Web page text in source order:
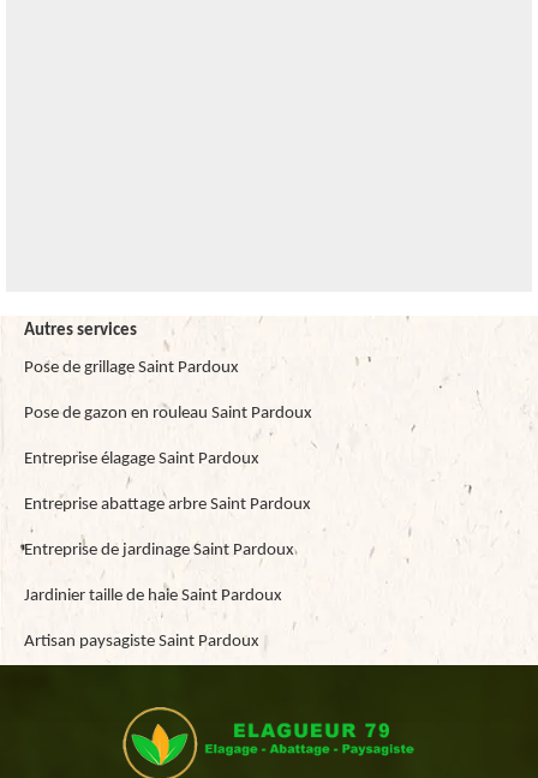
Autres services
Pose de grillage Saint Pardoux
Pose de gazon en rouleau Saint Pardoux
Entreprise élagage Saint Pardoux
Entreprise abattage arbre Saint Pardoux
Entreprise de jardinage Saint Pardoux
Jardinier taille de haie Saint Pardoux
Artisan paysagiste Saint Pardoux